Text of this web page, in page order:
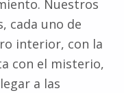
Nuestros
cada uno de
interior, con la
con el misterio,
a las